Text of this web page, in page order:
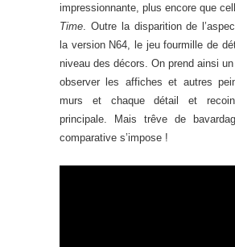
impressionnante, plus encore que
Time . Outre la disparition de
la version N64, le jeu fourmille de
niveau des décors. On prend ainsi
observer les affiches et autres
murs et chaque détail et
principale. Mais trêve de
comparative s’impose !